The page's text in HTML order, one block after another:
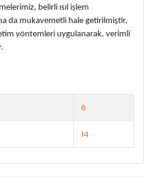
belirli ısıl işlem
da mukavemetli hale getirilmiştir.
yöntemleri uygulanarak, verimli
6
14